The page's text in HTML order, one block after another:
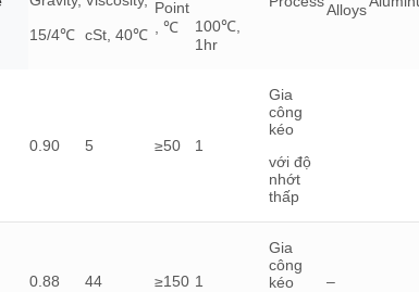
15/4℃ cSt, 40℃
Point
, ℃
100℃,
1hr
Alloys
0.90 5 ≥50 1
Gia
công
kéo
với độ
nhớt
thấp
0.88 44 ≥150 1
Gia
công
kéo
–